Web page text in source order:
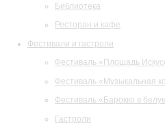
Библиотека
Ресторан и кафе
Фестивали и гастроли
Фестиваль «Площадь
Фестиваль «Музыкальная
Фестиваль «Барокко в
Гастроли